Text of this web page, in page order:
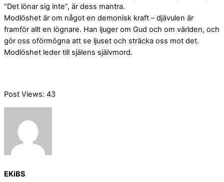
”Det lönar sig inte”, är dess mantra.
Modlöshet är om något en demonisk kraft – djävulen är
framför allt en lögnare. Han ljuger om Gud och om världen, och
gör oss oförmögna att se ljuset och sträcka oss mot det.
Modlöshet leder till själens självmord.
Post Views: 43
EKiBS